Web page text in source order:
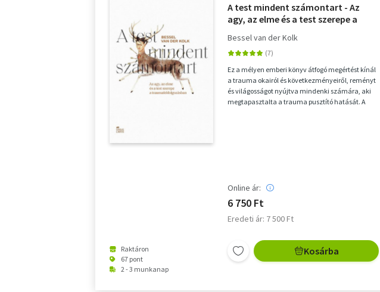
Raktáron
67 pont
2 - 3 munkanap
A test mindent számontart - Az
agy, az elme és a test szerepe a
Bessel van der Kolk
Ez a mélyen emberi könyv átfogó megértést kínál
a trauma okairól és következményeiről, reményt
és világosságot nyújtva mindenki számára, aki
megtapasztalta a trauma pusztító hatását. A
Online ár:
6 750 Ft
Eredeti ár: 7 500 Ft
Kosárba